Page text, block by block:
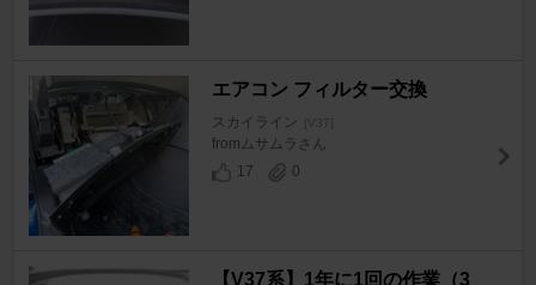
エアコン フィルター交換
スカイライン [V37]
fromムサムラさん
17
0
【V37系】1年に1回の作業（3